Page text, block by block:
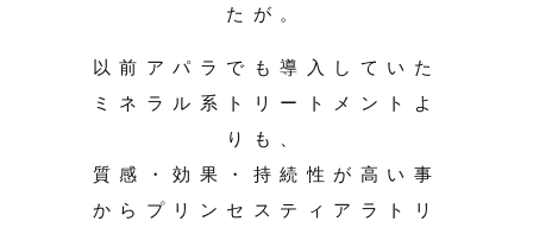
たが。
以前アパラでも導入していた
ミネラル系トリートメントよ
りも、
質感・効果・持続性が高い事
からプリンセスティアラトリ